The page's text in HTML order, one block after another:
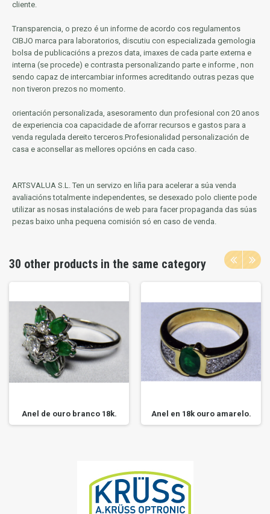
cliente.
Transparencia, o prezo é un informe de acordo cos regulamentos
CIBJO marca para laboratorios, discutiu con especializada gemologia
bolsa de publicacións a prezos data, imaxes de cada parte externa e
interna (se procede) e contrasta personalizando parte e informe , non
sendo capaz de intercambiar informes acreditando outras pezas que
non tiveron prezos no momento.
orientación personalizada, asesoramento dun profesional con 20 anos
de experiencia coa capacidade de aforrar recursos e gastos para a
venda regulada dereito terceros.Profesionalidad personalización de
casa e aconsellar as mellores opcións en cada caso.
ARTSVALUA S.L. Ten un servizo en liña para acelerar a súa venda
avaliacións totalmente independentes, se desexado polo cliente pode
utilizar as nosas instalacións de web para facer propaganda das súas
pezas baixo unha pequena comisión só en caso de venda.
30 other products in the same category
Anel de ouro branco 18k. Anel en 18k ouro amarelo.